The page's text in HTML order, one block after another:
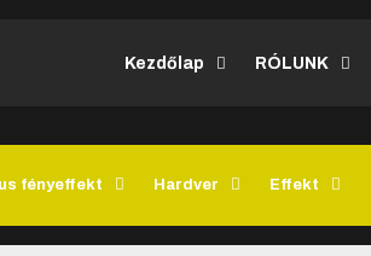
Kezdőlap RÓLUNK
fényeffekt Hardver Effekt